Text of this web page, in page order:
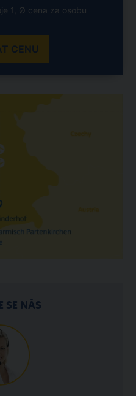
1, Ø cena za osobu
CENU
SE NÁS